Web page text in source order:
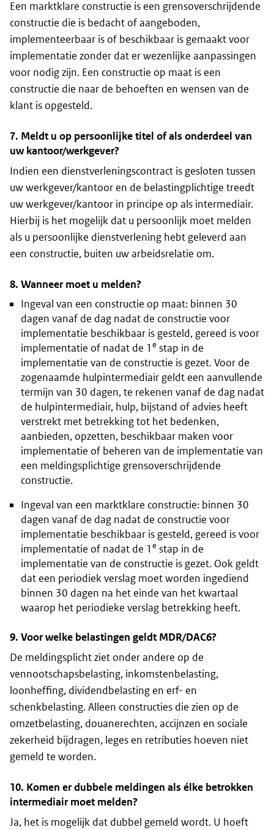
Een marktklare constructie is een grensoverschrijdende
constructie die is bedacht of aangeboden,
implementeerbaar is of beschikbaar is gemaakt voor
implementatie zonder dat er wezenlijke aanpassingen
voor nodig zijn. Een constructie op maat is een
constructie die naar de behoeften en wensen van de
klant is opgesteld.
7. Meldt u op persoonlijke titel of als onderdeel van
uw kantoor/werkgever?
Indien een dienstverleningscontract is gesloten tussen
uw werkgever/kantoor en de belastingplichtige treedt
uw werkgever/kantoor in principe op als intermediair.
Hierbij is het mogelijk dat u persoonlijk moet melden
als u persoonlijke dienstverlening hebt geleverd aan
een constructie, buiten uw arbeidsrelatie om.
8. Wanneer moet u melden?
Ingeval van een constructie op maat: binnen 30
dagen vanaf de dag nadat de constructie voor
implementatie beschikbaar is gesteld, gereed is voor
implementatie of nadat de 1 e stap in de
implementatie van de constructie is gezet. Voor de
zogenaamde hulpintermediair geldt een aanvullende
termijn van 30 dagen, te rekenen vanaf de dag nadat
de hulpintermediair, hulp, bijstand of advies heeft
verstrekt met betrekking tot het bedenken,
aanbieden, opzetten, beschikbaar maken voor
implementatie of beheren van de implementatie van
een meldingsplichtige grensoverschrijdende
constructie.
Ingeval van een marktklare constructie: binnen 30
dagen vanaf de dag nadat de constructie voor
implementatie beschikbaar is gesteld, gereed is voor
implementatie of nadat de 1 e stap in de
implementatie van de constructie is gezet. Ook geldt
dat een periodiek verslag moet worden ingediend
binnen 30 dagen na het einde van het kwartaal
waarop het periodieke verslag betrekking heeft.
9. Voor welke belastingen geldt MDR/DAC6?
De meldingsplicht ziet onder andere op de
vennootschapsbelasting, inkomstenbelasting,
loonheffing, dividendbelasting en erf- en
schenkbelasting. Alleen constructies die zien op de
omzetbelasting, douanerechten, accijnzen en sociale
zekerheid bijdragen, leges en retributies hoeven niet
gemeld te worden.
10. Komen er dubbele meldingen als élke betrokken
intermediair moet melden?
Ja, het is mogelijk dat dubbel gemeld wordt. U hoeft